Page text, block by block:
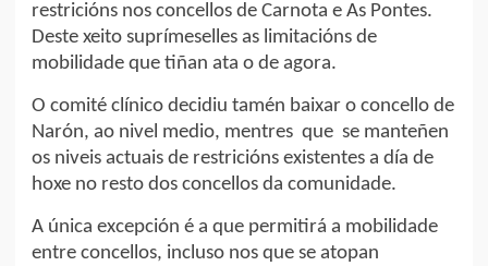
restricións nos concellos de Carnota e As Pontes.
Deste xeito suprímeselles as limitacións de
mobilidade que tiñan ata o de agora.
O comité clínico decidiu tamén baixar o concello de
Narón, ao nivel medio, mentres que se manteñen
os niveis actuais de restricións existentes a día de
hoxe no resto dos concellos da comunidade.
A única excepción é a que permitirá a mobilidade
entre concellos, incluso nos que se atopan